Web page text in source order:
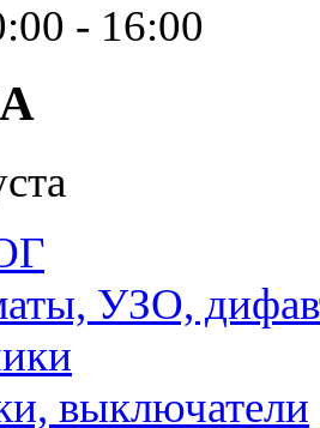
- 16:00
УЗО,
выключатели